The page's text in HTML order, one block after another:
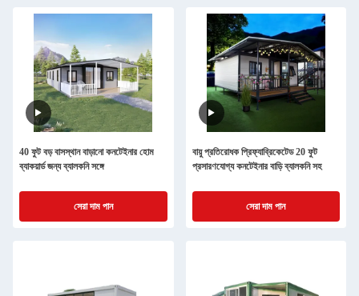
40 ফুট বড় বাসস্থান বাড়ানো কনটেইনার হোম
ব্যাকয়ার্ড জন্য ব্যালকনি সঙ্গে
সেরা দাম পান
বায়ু প্রতিরোধক প্রিফ্যাব্রিকেটেড 20 ফুট
প্রসারণযোগ্য কনটেইনার বাড়ি ব্যালকনি সহ
সেরা দাম পান